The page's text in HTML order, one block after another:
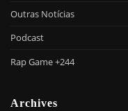
Outras Notícias
Podcast
Rap Game +244
Archives